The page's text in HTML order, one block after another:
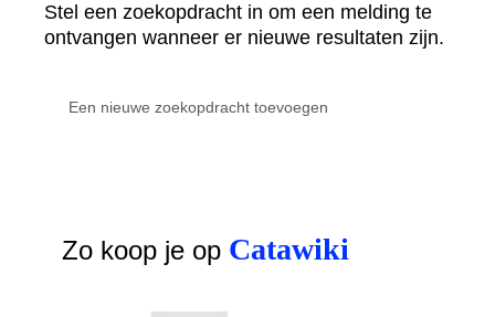
Stel een zoekopdracht in om een melding te
ontvangen wanneer er nieuwe resultaten zijn.
Zo koop je op Catawiki